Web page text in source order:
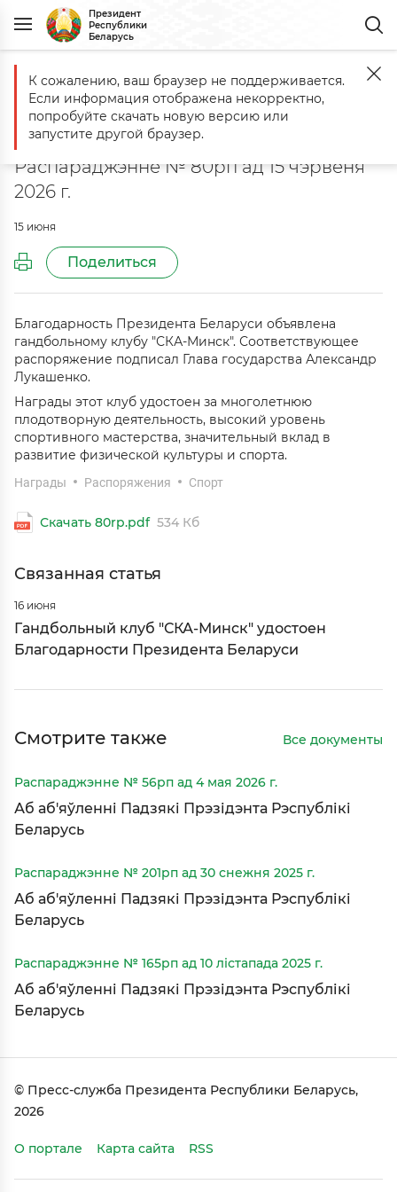
Президент
Республики
Беларусь
Главная Документы Аб аб'яўленні Падзякі Прэзідэнта
Аб аб'яўленні Падзякі Прэзідэнта
Рэспублікі Беларусь
Распараджэнне № 80рп ад 15 чэрвеня
2026 г.
15 июня
Поделиться
Благодарность Президента Беларуси объявлена
гандбольному клубу "СКА-Минск". Соответствующее
распоряжение подписал Глава государства Александр
Лукашенко.
Награды этот клуб удостоен за многолетнюю
плодотворную деятельность, высокий уровень
спортивного мастерства, значительный вклад в
развитие физической культуры и спорта.
Награды Распоряжения Спорт
Скачать 80rp.pdf 534 Кб
Связанная статья
16 июня
Гандбольный клуб "СКА-Минск" удостоен
Благодарности Президента Беларуси
Смотрите также Все документы
Распараджэнне № 56рп ад 4 мая 2026 г.
Аб аб'яўленні Падзякі Прэзідэнта Рэспублікі
Беларусь
Распараджэнне № 201рп ад 30 снежня 2025 г.
Аб аб'яўленні Падзякі Прэзідэнта Рэспублікі
Беларусь
Распараджэнне № 165рп ад 10 лістапада 2025 г.
Аб аб'яўленні Падзякі Прэзідэнта Рэспублікі
Беларусь
© Пресс-служба Президента Республики Беларусь,
2026
О портале Карта сайта RSS
К сожалению, ваш браузер не поддерживается.
Если информация отображена некорректно,
попробуйте скачать новую версию или
запустите другой браузер.